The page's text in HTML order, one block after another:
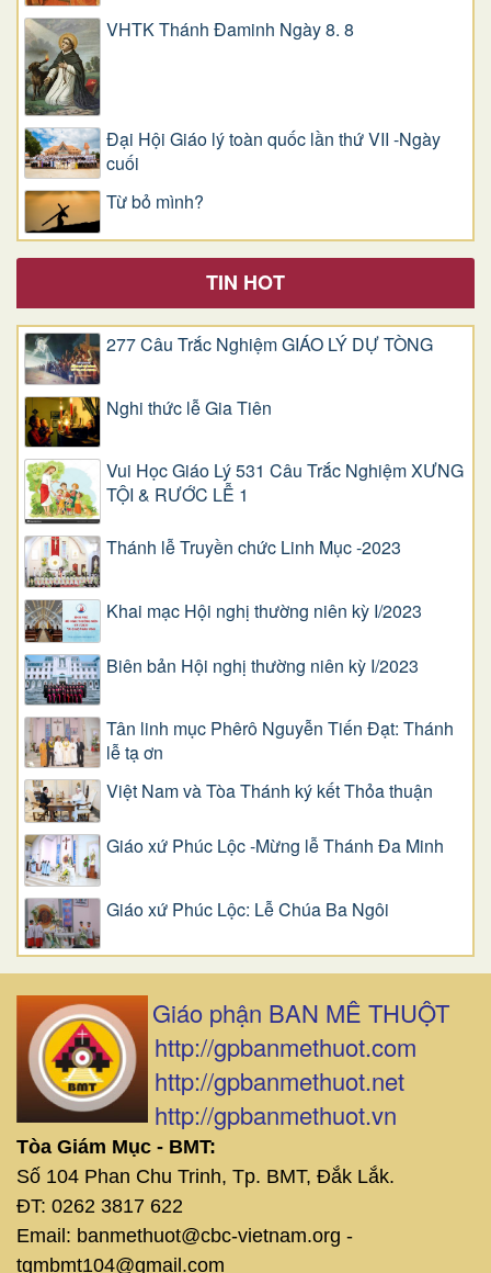
VHTK Thánh Đaminh Ngày 8. 8
Đại Hội Giáo lý toàn quốc lần thứ VII -Ngày
cuối
Từ bỏ mình?
TIN HOT
277 Câu Trắc Nghiệm GIÁO LÝ DỰ TÒNG
Nghi thức lễ Gia Tiên
Vui Học Giáo Lý 531 Câu Trắc Nghiệm XƯNG
TỘI & RƯỚC LỄ 1
Thánh lễ Truyền chức Linh Mục -2023
Khai mạc Hội nghị thường niên kỳ I/2023
Biên bản Hội nghị thường niên kỳ I/2023
Tân linh mục Phêrô Nguyễn Tiến Đạt: Thánh
lễ tạ ơn
Việt Nam và Tòa Thánh ký kết Thỏa thuận
Giáo xứ Phúc Lộc -Mừng lễ Thánh Đa Minh
Giáo xứ Phúc Lộc: Lễ Chúa Ba Ngôi
Giáo phận BAN MÊ THUỘT
http://gpbanmethuot.com
http://gpbanmethuot.net
http://gpbanmethuot.vn
Tòa Giám Mục - BMT:
Số 104 Phan Chu Trinh, Tp. BMT, Đắk Lắk.
ĐT: 0262 3817 622
Email: banmethuot@cbc-vietnam.org -
tgmbmt104@gmail.com